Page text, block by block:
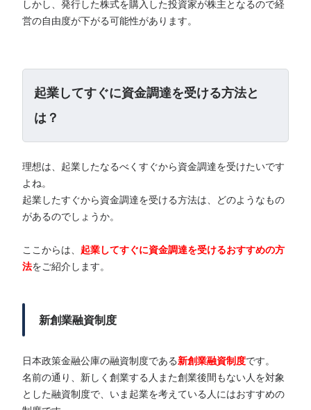
しかし、発行した株式を購入した投資家が株主となるので経
営の自由度が下がる可能性があります。
起業してすぐに資金調達を受ける方法と
は？
理想は、起業したなるべくすぐから資金調達を受けたいです
よね。
起業したすぐから資金調達を受ける方法は、どのようなもの
があるのでしょうか。
ここからは、 起業してすぐに資金調達を受けるおすすめの方
法をご紹介します。
新創業融資制度
日本政策金融公庫の融資制度である 新創業融資制度です。
名前の通り、新しく創業する人また創業後間もない人を対象
とした融資制度で、いま起業を考えている人にはおすすめの